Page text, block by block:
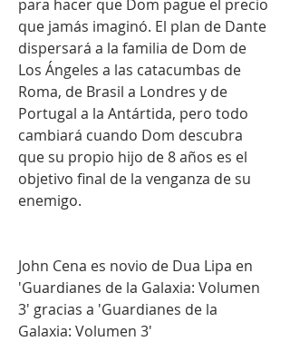
para hacer que Dom pague el precio
que jamás imaginó. El plan de Dante
dispersará a la familia de Dom de
Los Ángeles a las catacumbas de
Roma, de Brasil a Londres y de
Portugal a la Antártida, pero todo
cambiará cuando Dom descubra
que su propio hijo de 8 años es el
objetivo final de la venganza de su
enemigo.
John Cena es novio de Dua Lipa en
'Guardianes de la Galaxia: Volumen
3' gracias a 'Guardianes de la
Galaxia: Volumen 3'